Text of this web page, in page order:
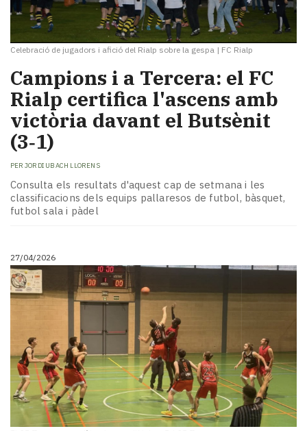
Celebració de jugadors i afició del Rialp sobre la gespa | FC Rialp
Campions i a Tercera: el FC
Rialp certifica l'ascens amb
victòria davant el Butsènit
(3‑1)
PER JORDI UBACH LLORENS
Consulta els resultats d'aquest cap de setmana i les
classificacions dels equips pallaresos de futbol, bàsquet,
futbol sala i pàdel
27/04/2026